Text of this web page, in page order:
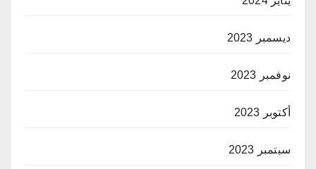
ديسمبر 2023
نوفمبر 2023
أكتوبر 2023
سبتمبر 2023